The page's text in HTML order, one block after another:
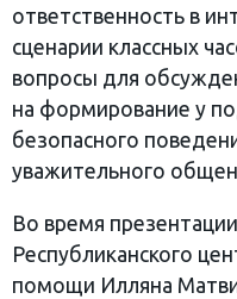
ответственность в
сценарии классных
вопросы для
на формирование у
безопасного
уважительного
Во время
Республиканского
помощи Илляна